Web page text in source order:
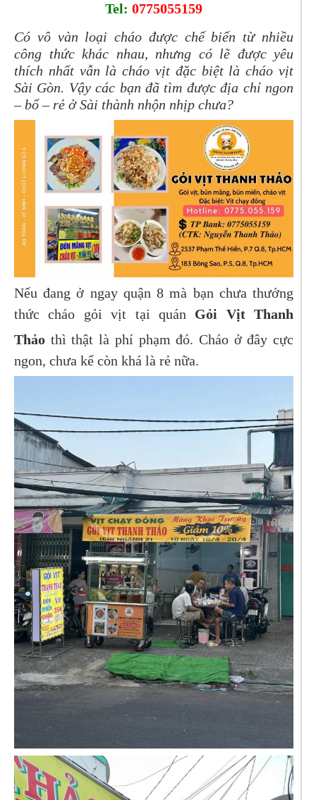
Tel: 0775055159
Có vô vàn loại cháo được chế biến từ nhiều
công thức khác nhau, nhưng có lẽ được yêu
thích nhất vẫn là cháo vịt đặc biệt là cháo vịt
Sài Gòn. Vậy các bạn đã tìm được địa chỉ ngon
– bổ – rẻ ở Sài thành nhộn nhịp chưa?
Nếu đang ở ngay quận 8 mà bạn chưa thưởng
thức cháo gỏi vịt tại quán Gỏi Vịt Thanh
Thảo thì thật là phí phạm đó. Cháo ở đây cực
ngon, chưa kể còn khá là rẻ nữa.